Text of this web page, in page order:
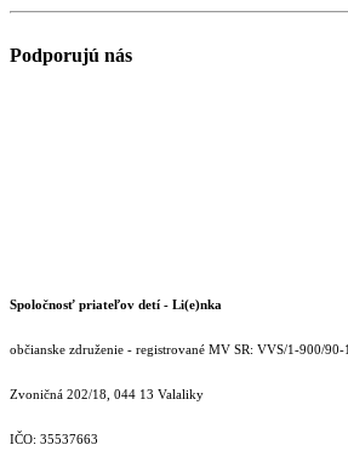
Podporujú nás
Spoločnosť priateľov detí - Li(e)nka
občianske združenie - registrované MV SR: VVS/1-900/90-
Zvoničná 202/18, 044 13 Valaliky
IČO: 35537663